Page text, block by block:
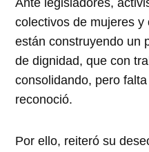
colectivos de mujeres
están construyendo un
de dignidad, que con
consolidando, pero
reconoció.
Por ello, reiteró su